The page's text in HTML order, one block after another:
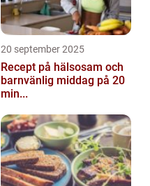
20 september 2025
Recept på hälsosam och
barnvänlig middag på 20
min...